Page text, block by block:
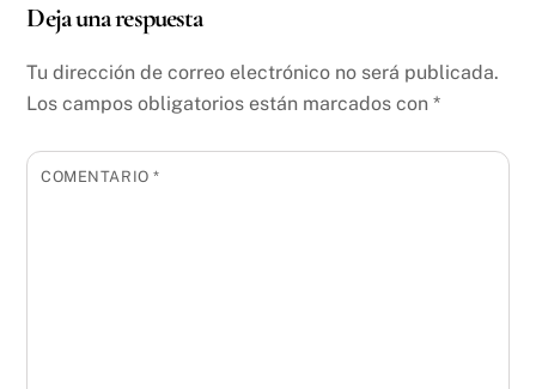
Deja una respuesta
Tu dirección de correo electrónico no será publicada.
Los campos obligatorios están marcados con*
COMENTARIO*